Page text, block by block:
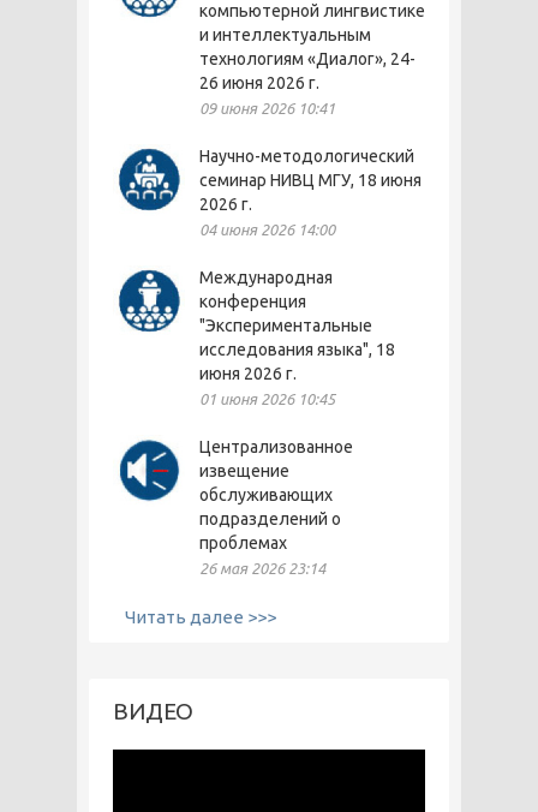
компьютерной лингвистике
и интеллектуальным
технологиям «Диалог», 24-
26 июня 2026 г.
09 июня 2026 10:41
Научно-методологический
семинар НИВЦ МГУ, 18 июня
2026 г.
04 июня 2026 14:00
Международная
конференция
"Экспериментальные
исследования языка", 18
июня 2026 г.
01 июня 2026 10:45
Централизованное
извещение
обслуживающих
подразделений о
проблемах
26 мая 2026 23:14
Читать далее >>>
ВИДЕО